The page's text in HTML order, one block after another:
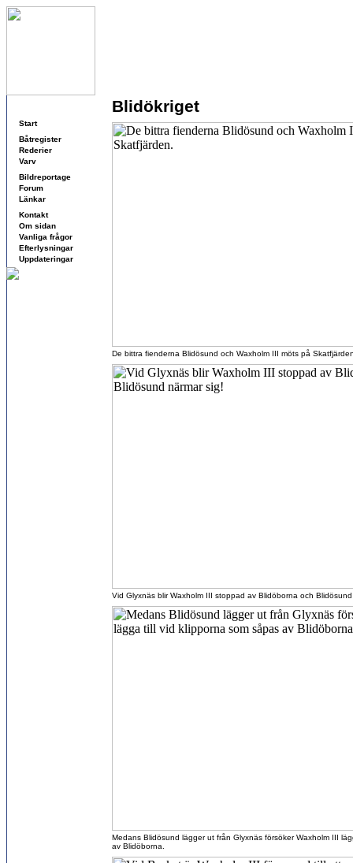
Start
Båtregister
Rederier
Varv
Bildreportage
Forum
Länkar
Kontakt
Om sidan
Vanliga frågor
Efterlysningar
Uppdateringar
Blidökriget
De bittra fienderna Blidösund och Waxholm III möts på
Vid Glyxnäs blir Waxholm III stoppad av Blidöborna och
Medans Blidösund lägger ut från Glyxnäs försöker Waxholm III
av Blidöborna.